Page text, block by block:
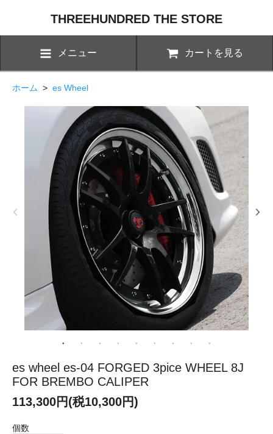
THREEHUNDRED THE STORE
メニュー カートを見る
ホーム > es Wheel
es wheel es-04 FORGED 3pice WHEEL 8J
FOR BREMBO CALIPER
113,300円(税10,300円)
個数